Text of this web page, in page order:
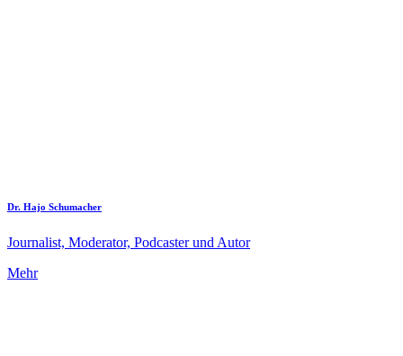
Dr. Hajo Schumacher
Journalist, Moderator, Podcaster und Autor
Mehr